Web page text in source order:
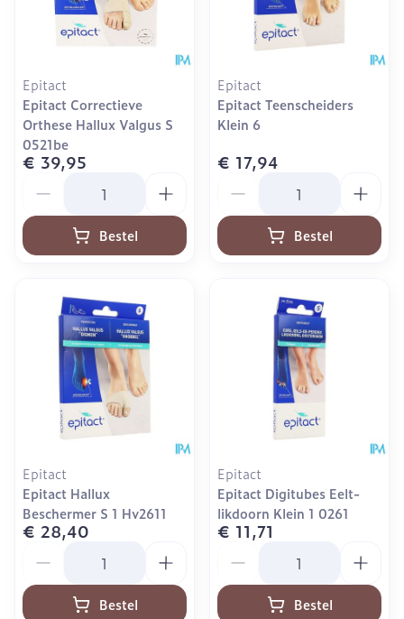
Epitact
Epitact Correctieve
Orthese Hallux Valgus S
0521be
€ 39,95
Bestel
Epitact
Epitact Teenscheiders
Klein 6
€ 17,94
Bestel
Epitact
Epitact Hallux
Beschermer S 1 Hv2611
€ 28,40
Bestel
Epitact
Epitact Digitubes Eelt-
likdoorn Klein 1 0261
€ 11,71
Bestel